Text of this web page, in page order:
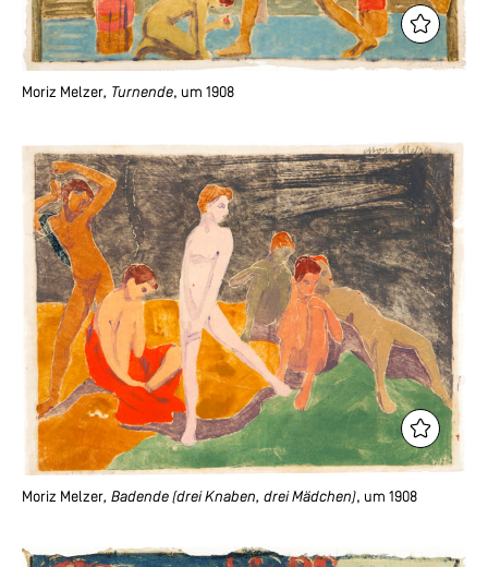
Moriz Melzer, Turnende, um 1908
Moriz Melzer, Badende (drei Knaben, drei Mädchen), um 1908